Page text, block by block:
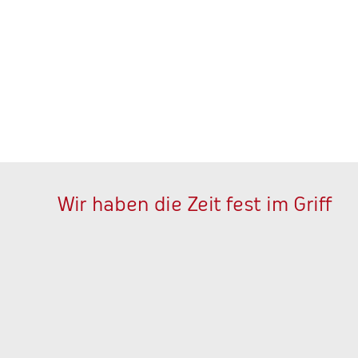
Wir haben die Zeit fest im Griff